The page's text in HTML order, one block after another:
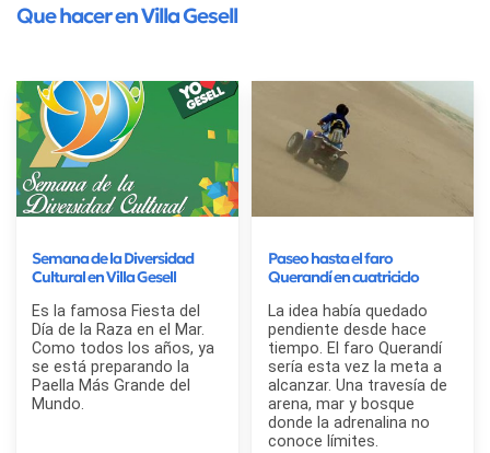
Que hacer en Villa Gesell
Semana de la Diversidad
Cultural en Villa Gesell
Es la famosa Fiesta del
Día de la Raza en el Mar.
Como todos los años, ya
se está preparando la
Paella Más Grande del
Mundo.
Paseo hasta el faro
Querandí en cuatriciclo
La idea había quedado
pendiente desde hace
tiempo. El faro Querandí
sería esta vez la meta a
alcanzar. Una travesía de
arena, mar y bosque
donde la adrenalina no
conoce límites.